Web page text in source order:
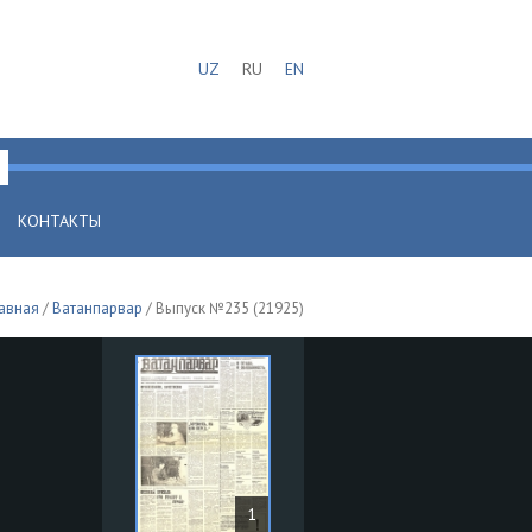
UZ RU EN
КОНТАКТЫ
/Ватанпарвар / Выпуск №235 (21925)
1